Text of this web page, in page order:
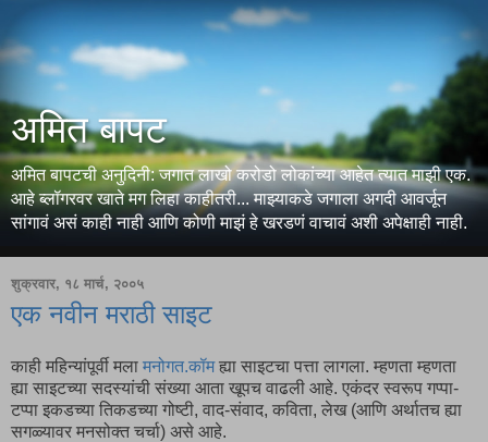
अमित बापट
अमित बापटची अनुदिनी: जगात लाखो करोडो लोकांच्या आहेत त्यात माझी एक.
आहे ब्लॉगरवर खाते मग लिहा काहीतरी... माझ्याकडे जगाला अगदी आवर्जून
सांगावं असं काही नाही आणि कोणी माझं हे खरडणं वाचावं अशी अपेक्षाही नाही.
शुक्रवार, १८ मार्च, २००५
एक नवीन मराठी साइट
काही महिन्यांपूर्वी मला मनोगत.कॉमह्या साइटचा पत्ता लागला. म्हणता म्हणता
ह्या साइटच्या सदस्यांची संख्या आता खूपच वाढली आहे. एकंदर स्वरूप गप्पा-
टप्पा इकडच्या तिकडच्या गोष्टी, वाद-संवाद, कविता, लेख (आणि अर्थातच ह्या
सगळ्यावर मनसोक्त चर्चा) असे आहे.